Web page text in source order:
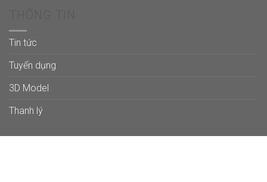
Tin tức
Tuyển dụng
3D Model
Thanh lý